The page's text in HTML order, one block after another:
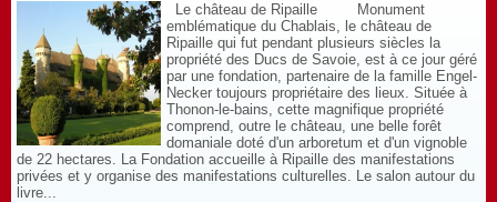
Le château de Ripaille Monument
emblématique du Chablais, le château de
Ripaille qui fut pendant plusieurs siècles la
propriété des Ducs de Savoie, est à ce jour géré
par une fondation, partenaire de la famille Engel-
Necker toujours propriétaire des lieux. Située à
Thonon-le-bains, cette magnifique propriété
comprend, outre le château, une belle forêt
domaniale doté d'un arboretum et d'un vignoble
de 22 hectares. La Fondation accueille à Ripaille des manifestations
privées et y organise des manifestations culturelles. Le salon autour du
livre...